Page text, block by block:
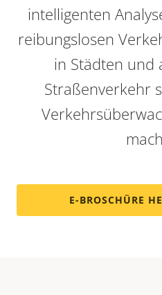
intelligenten
reibungslosen
in Städten und
Straßenverkehr
E-BROSCHÜRE